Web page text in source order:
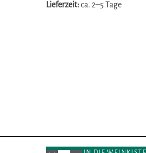
Lieferzeit:ca. 2–5 Tage